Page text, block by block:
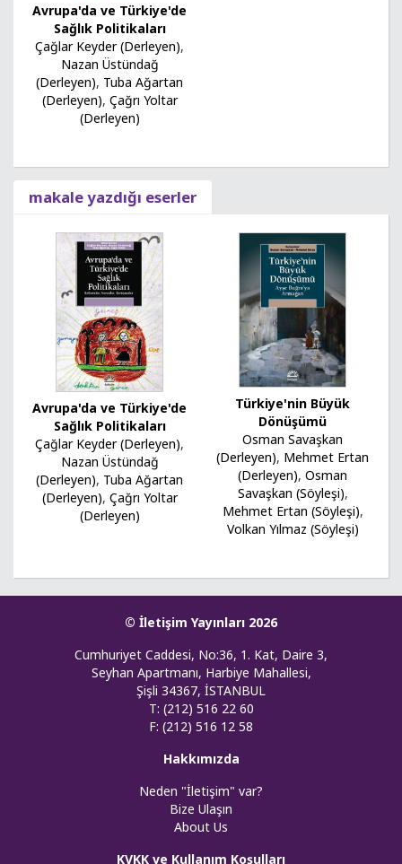
Avrupa'da ve Türkiye'de
Sağlık Politikaları
Çağlar Keyder (Derleyen),
Nazan Üstündağ
(Derleyen), Tuba Ağartan
(Derleyen), Çağrı Yoltar
(Derleyen)
makale yazdığı eserler
Avrupa'da ve Türkiye'de
Sağlık Politikaları
Çağlar Keyder (Derleyen),
Nazan Üstündağ
(Derleyen), Tuba Ağartan
(Derleyen), Çağrı Yoltar
(Derleyen)
Türkiye'nin Büyük
Dönüşümü
Osman Savaşkan
(Derleyen), Mehmet Ertan
(Derleyen), Osman
Savaşkan (Söyleşi),
Mehmet Ertan (Söyleşi),
Volkan Yılmaz (Söyleşi)
© İletişim Yayınları 2026
Cumhuriyet Caddesi, No:36, 1. Kat, Daire 3,
Seyhan Apartmanı, Harbiye Mahallesi,
Şişli 34367, İSTANBUL
T: (212) 516 22 60
F: (212) 516 12 58
Hakkımızda
Neden "İletişim" var?
Bize Ulaşın
About Us
KVKK ve Kullanım Koşulları